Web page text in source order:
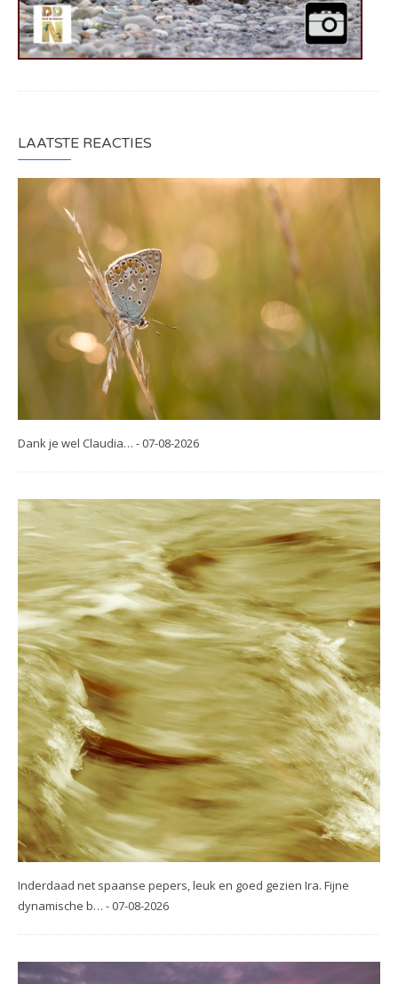
LAATSTE REACTIES
Dank je wel Claudia… - 07-08-2026
Inderdaad net spaanse pepers, leuk en goed gezien Ira. Fijne
dynamische b… - 07-08-2026